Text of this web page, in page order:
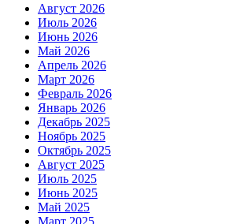
Август 2026
Июль 2026
Июнь 2026
Май 2026
Апрель 2026
Март 2026
Февраль 2026
Январь 2026
Декабрь 2025
Ноябрь 2025
Октябрь 2025
Август 2025
Июль 2025
Июнь 2025
Май 2025
Март 2025